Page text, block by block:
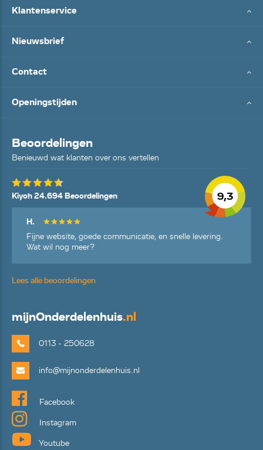
Klantenservice
Nieuwsbrief
Contact
Openingstijden
Beoordelingen
Benieuwd wat klanten over ons vertellen
9,3
Kiyoh 24.694 Beoordelingen
H.
Fijne website, goede communicatie, en snelle levering.
Wat wil nog meer?
Lees alle beoordelingen
mijnOnderdelenhuis.nl
0113 - 250628
info@mijnonderdelenhuis.nl
Facebook
Instagram
Youtube